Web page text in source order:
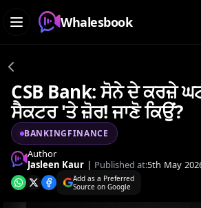
Whalesbook
CSB Bank: ਸੋਨੇ ਦੇ ਕਰਜ਼ੇ
ਸੈਕਟਰ 'ਤੇ ਜ਼ੋਰ! ਜਾਣੋ ਕਿਉਂ?
BANKINGFINANCE
Author
Jasleen Kaur | Published at:5th May
Add as a Preferred
Source on Google